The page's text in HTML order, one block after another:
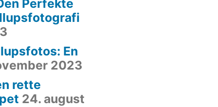
Perfekte
En
2023
rette
24. august